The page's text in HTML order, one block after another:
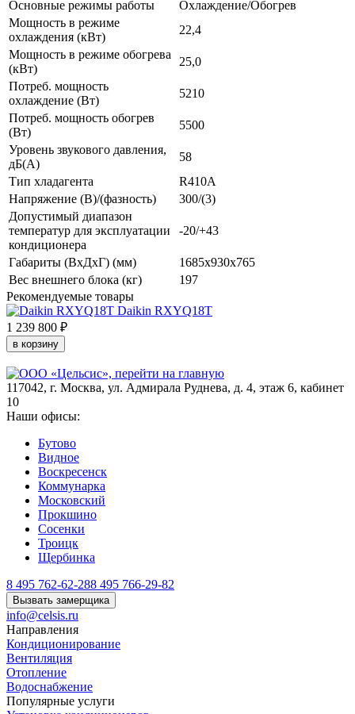
Основные режимы работы
Охлаждение/Обогрев
Мощность в режиме
охлаждения (кВт)
22,4
Мощность в режиме обогрева
(кВт)
25,0
Потреб. мощность
охлаждение (Вт)
5210
Потреб. мощность обогрев
(Вт)
5500
Уровень звукового давления,
дБ(А)
58
Тип хладагента
R410A
Напряжение (В)/(фазность)
300/(3)
Допустимый диапазон
температур для эксплуатации
кондиционера
-20/+43
Габариты (ВхДхГ) (мм)
1685x930x765
Вес внешнего блока (кг)
197
Рекомендуемые товары
Daikin RXYQ18T
1 239 800 ₽
в корзину
117042, г. Москва, ул. Адмирала Руднева, д. 4, этаж 6, кабинет
10
Наши офисы:
Бутово
Видное
Воскресенск
Коммунарка
Московский
Прокшино
Сосенки
Троицк
Щербинка
8 495 762-62-288 495 766-29-82
Вызвать замерщика
info@celsis.ru
Направления
Кондиционирование
Вентиляция
Отопление
Водоснабжение
Популярные услуги